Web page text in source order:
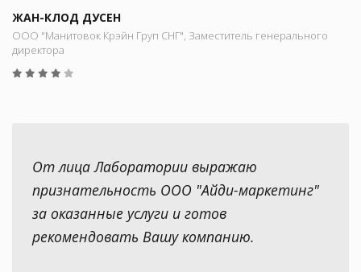
ЖАН-КЛОД ДУСЕН
ООО "Манитовок Крэйн Груп СНГ", Заместитель генерального
директора
От лица Лаборатории выражаю
признательность ООО "Айди-маркетинг"
за оказанные услуги и готов
рекомендовать Вашу компанию.